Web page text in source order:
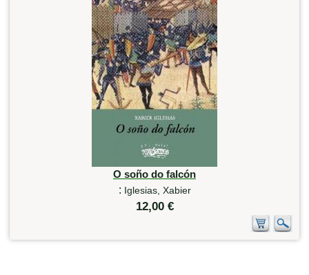
O soño do falcón
: Iglesias, Xabier
12,00 €